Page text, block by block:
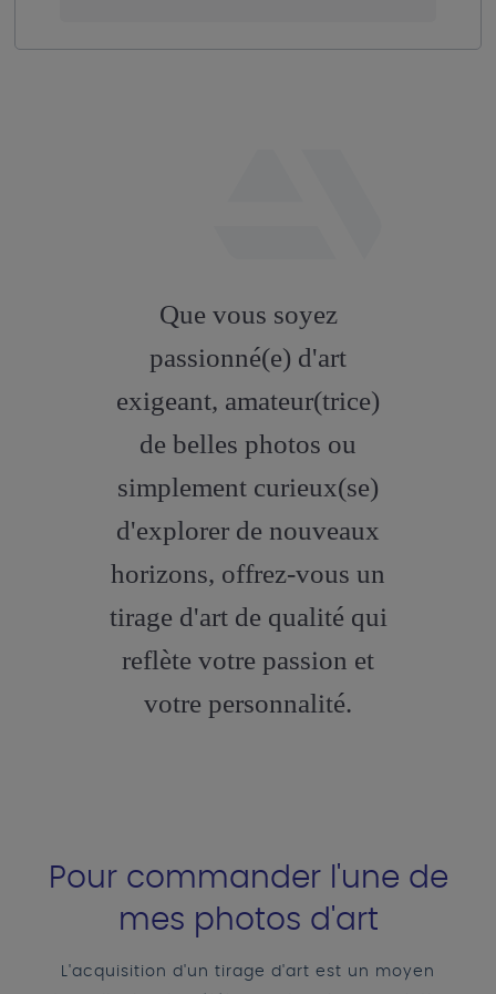
artstation
Que vous soyez
passionné(e) d'art
exigeant, amateur(trice)
de belles photos ou
simplement curieux(se)
d'explorer de nouveaux
horizons, offrez-vous un
tirage d'art de qualité qui
reflète votre passion et
votre personnalité.
Pour commander l'une de
mes photos d'art
L'acquisition d'un tirage d'art est un moyen